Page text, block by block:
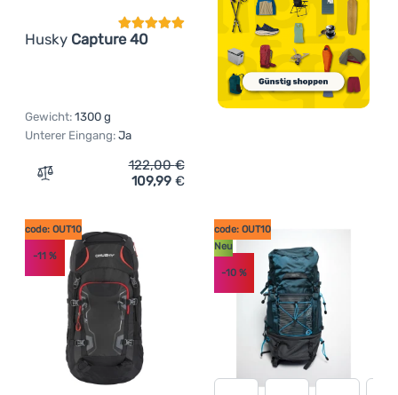
Husky Capture 40
Gewicht: 1300 g
Unterer Eingang: Ja
Zum Vergleich 'Wanderrucksack Husky Capture 40'
122,00€
109,99 €
code: OUT10
-11 %
code: OUT10
Neu
-10%